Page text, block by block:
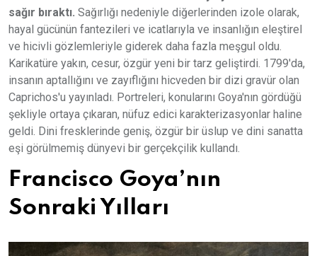
sağır bıraktı. Sağırlığı nedeniyle diğerlerinden izole olarak,
hayal gücünün fantezileri ve icatlarıyla ve insanlığın eleştirel
ve hicivli gözlemleriyle giderek daha fazla meşgul oldu.
Karikatüre yakın, cesur, özgür yeni bir tarz geliştirdi. 1799'da,
insanın aptallığını ve zayıflığını hicveden bir dizi gravür olan
Caprichos'u yayınladı. Portreleri, konularını Goya'nın gördüğü
şekliyle ortaya çıkaran, nüfuz edici karakterizasyonlar haline
geldi. Dini fresklerinde geniş, özgür bir üslup ve dini sanatta
eşi görülmemiş dünyevi bir gerçekçilik kullandı.
Francisco Goya’nın
Sonraki Yılları